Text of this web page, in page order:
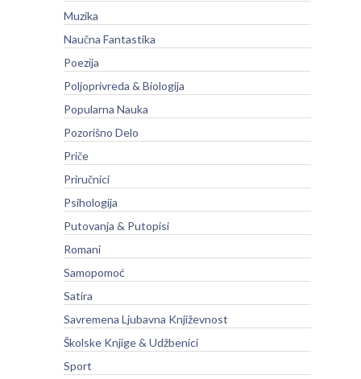
Muzika
Naučna Fantastika
Poezija
Poljoprivreda & Biologija
Popularna Nauka
Pozorišno Delo
Priče
Priručnici
Psihologija
Putovanja & Putopisi
Romani
Samopomoć
Satira
Savremena Ljubavna Književnost
Školske Knjige & Udžbenici
Sport